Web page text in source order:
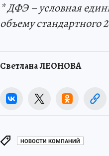
* ДФЭ – условная
объему стандартного
Светлана ЛЕОНОВА
НОВОСТИ КОМПАНИЙ